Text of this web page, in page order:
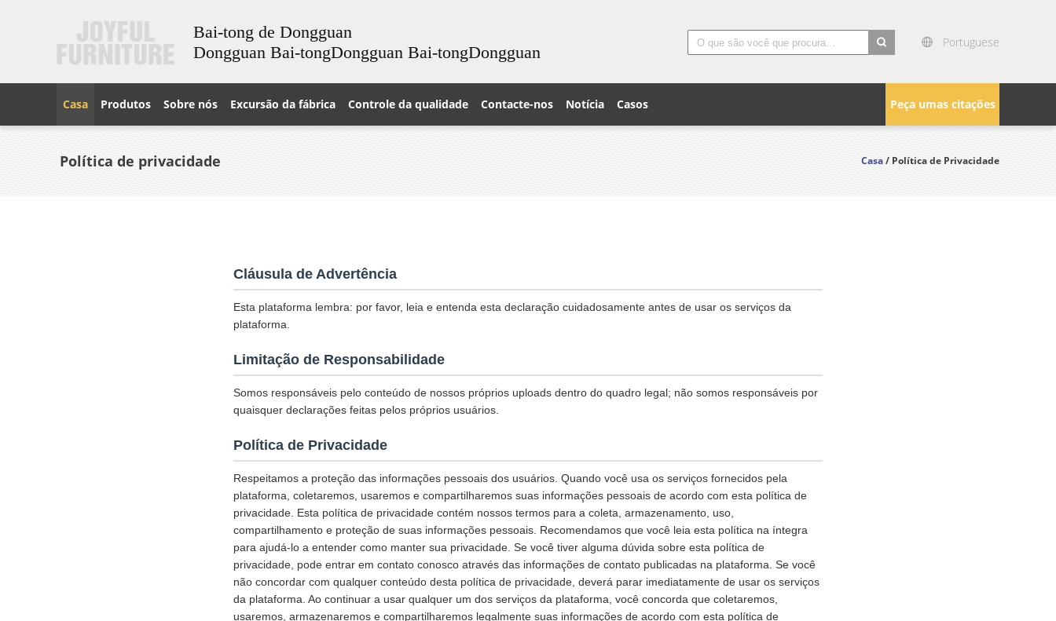
Bai-tong de Dongguan
Dongguan Bai-tongDongguan Bai-tongDongguan
Portuguese
Peça umas citações
Casa Produtos Sobre nós Excursão da fábrica Controle da qualidade Contacte-nos Notícia Casos
Política de privacidade Casa/ Política de Privacidade
Cláusula de Advertência
Esta plataforma lembra: por favor, leia e entenda esta declaração cuidadosamente antes de usar os serviços da
plataforma.
Limitação de Responsabilidade
Somos responsáveis pelo conteúdo de nossos próprios uploads dentro do quadro legal; não somos responsáveis por
quaisquer declarações feitas pelos próprios usuários.
Política de Privacidade
Respeitamos a proteção das informações pessoais dos usuários. Quando você usa os serviços fornecidos pela
plataforma, coletaremos, usaremos e compartilharemos suas informações pessoais de acordo com esta política de
privacidade. Esta política de privacidade contém nossos termos para a coleta, armazenamento, uso,
compartilhamento e proteção de suas informações pessoais. Recomendamos que você leia esta política na íntegra
para ajudá-lo a entender como manter sua privacidade. Se você tiver alguma dúvida sobre esta política de
privacidade, pode entrar em contato conosco através das informações de contato publicadas na plataforma. Se você
não concordar com qualquer conteúdo desta política de privacidade, deverá parar imediatamente de usar os serviços
da plataforma. Ao continuar a usar qualquer um dos serviços da plataforma, você concorda que coletaremos,
usaremos, armazenaremos e compartilharemos legalmente suas informações de acordo com esta política de